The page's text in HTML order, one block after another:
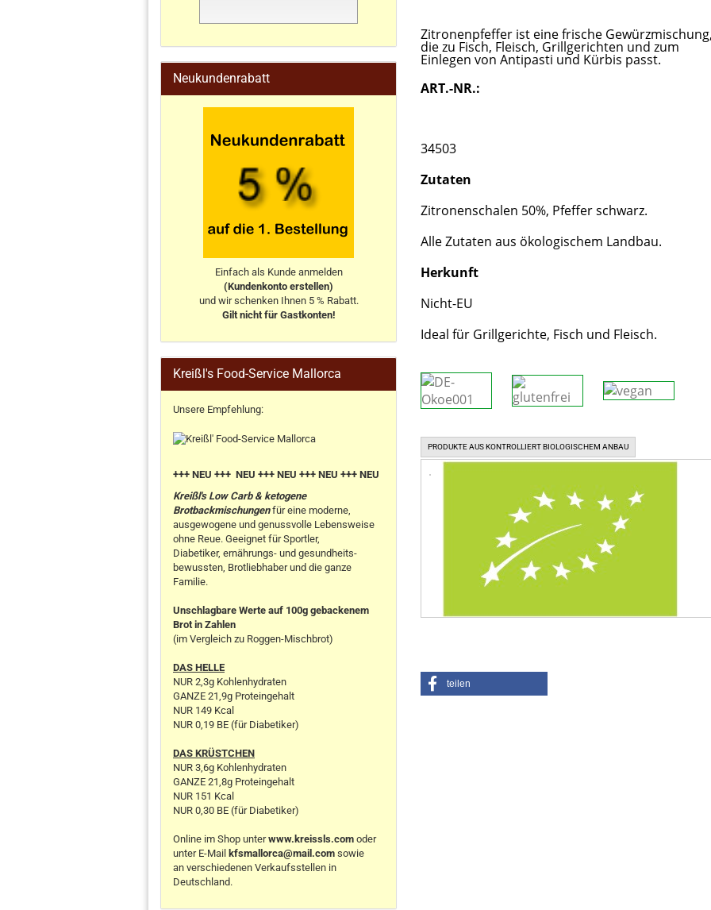
Zitronenpfeffer ist eine frische
die zu Fisch, Fleisch, Grillgerichten und zum
Einlegen von Antipasti und Kürbis passt.
ART.-NR.:
34503
Zutaten
Zitronenschalen 50%, Pfeffer schwarz.
Alle Zutaten aus ökologischem Landbau.
Herkunft
Nicht-EU
Ideal für Grillgerichte, Fisch und Fleisch.
PRODUKTE AUS KONTROLLIERT BIOLOGISCHEM ANBAU
teilen
Neukundenrabatt
Einfach als Kunde anmelden
(Kundenkonto erstellen)
und wir schenken Ihnen 5 % Rabatt.
Gilt nicht für Gastkonten!
Kreißl's Food-Service Mallorca
Unsere Empfehlung:
+++ NEU +++ NEU +++ NEU +++ NEU +++ NEU
Kreißl's Low Carb & ketogene
Brotbackmischungenfür eine moderne,
ausgewogene und genussvolle Lebensweise
ohne Reue. Geeignet für Sportler,
Diabetiker, ernährungs- und gesundheits-
bewussten, Brotliebhaber und die ganze
Familie.
Unschlagbare Werte auf 100g gebackenem
Brot in Zahlen
(im Vergleich zu Roggen-Mischbrot)
DAS HELLE
NUR 2,3g Kohlenhydraten
GANZE 21,9g Proteingehalt
NUR 149 Kcal
NUR 0,19 BE (für Diabetiker)
DAS KRÜSTCHEN
NUR 3,6g Kohlenhydraten
GANZE 21,8g Proteingehalt
NUR 151 Kcal
NUR 0,30 BE (für Diabetiker)
Online im Shop unterwww.kreissls.com oder
unter E-Mail kfsmallorca@mail.com sowie
an verschiedenen Verkaufsstellen in
Deutschland.